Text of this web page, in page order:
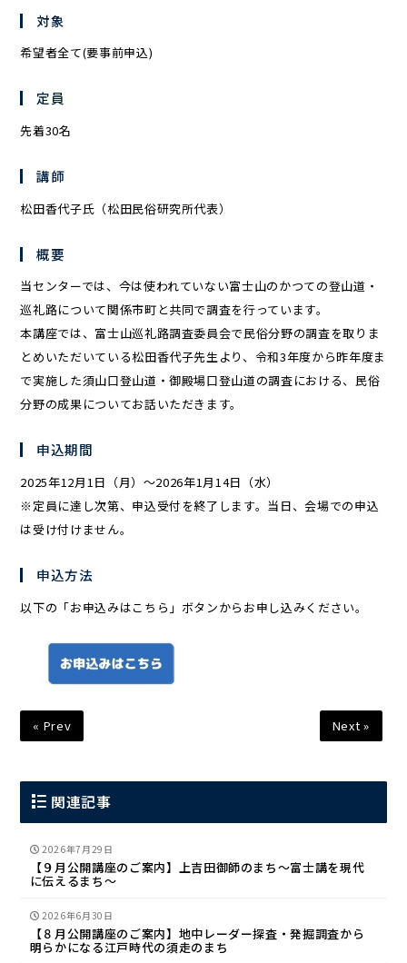
対象
希望者全て(要事前申込)
定員
先着30名
講師
松田香代子氏（松田民俗研究所代表）
概要
当センターでは、今は使われていない富士山のかつての登山道・
巡礼路について関係市町と共同で調査を行っています。
本講座では、富士山巡礼路調査委員会で民俗分野の調査を取りま
とめいただいている松田香代子先生より、令和3年度から昨年度ま
で実施した須山口登山道・御殿場口登山道の調査における、民俗
分野の成果についてお話いただきます。
申込期間
2025年12月1日（月）～2026年1月14日（水）
※定員に達し次第、申込受付を終了します。当日、会場での申込
は受け付けません。
申込方法
以下の「お申込みはこちら」ボタンからお申し込みください。
« Prev Next »
関連記事
2026年7月29日
【９月公開講座のご案内】上吉田御師のまち〜富士講を現代
に伝えるまち〜
2026年6月30日
【８月公開講座のご案内】地中レーダー探査・発掘調査から
明らかになる江戸時代の須走のまち